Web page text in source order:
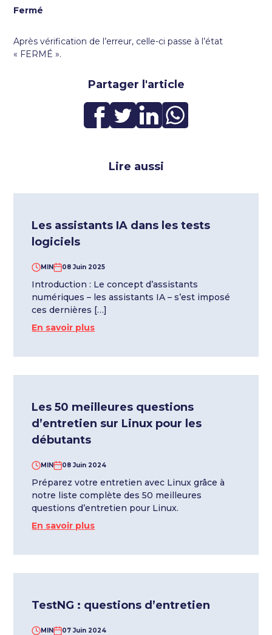
Partager l'article
Fermé
Après vérification de l’erreur, celle-ci passe à l’état
« FERMÉ ».
Lire aussi
Les assistants IA dans les tests
logiciels
MIN 08 Juin 2025
Introduction : Le concept d’assistants
numériques – les assistants IA – s’est imposé
ces dernières […]
En savoir plus
Les 50 meilleures questions
d’entretien sur Linux pour les
débutants
MIN 08 Juin 2024
Préparez votre entretien avec Linux grâce à
notre liste complète des 50 meilleures
questions d’entretien pour Linux.
En savoir plus
TestNG : questions d’entretien
MIN 07 Juin 2024